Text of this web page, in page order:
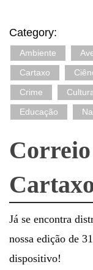
Category:
Ambiente
Cartaxo
Crime
Educação
Já se encontra
nossa edição de
dispositivo!